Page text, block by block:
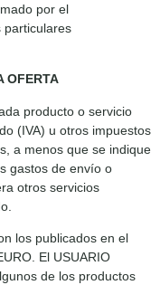
por el
particulares
OFERTA
producto o servicio
(IVA) u otros impuestos
a menos que se indique
gastos de envío o
otros servicios
los publicados en el
El USUARIO
de los productos